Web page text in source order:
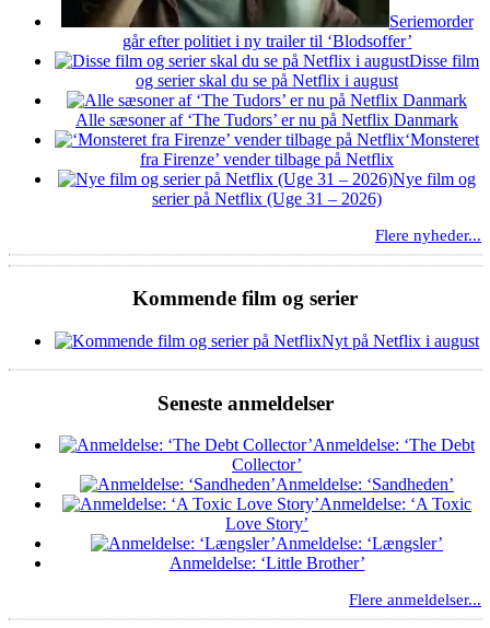
Seriemorder
går efter politiet i ny trailer til ‘Blodsoffer’
Disse film
og serier skal du se på Netflix i august
Alle sæsoner af ‘The Tudors’ er nu på Netflix Danmark
‘Monsteret
fra Firenze’ vender tilbage på Netflix
Nye film og
serier på Netflix (Uge 31 – 2026)
Flere nyheder...
Kommende film og serier
Nyt på Netflix i august
Seneste anmeldelser
Anmeldelse: ‘The Debt
Collector’
Anmeldelse: ‘Sandheden’
Anmeldelse: ‘A Toxic
Love Story’
Anmeldelse: ‘Længsler’
Anmeldelse: ‘Little Brother’
Flere anmeldelser...